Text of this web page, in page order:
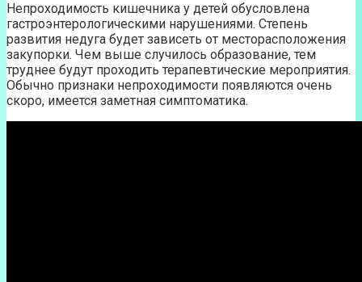
Непроходимость кишечника у детей обусловлена
гастроэнтерологическими нарушениями. Степень
развития недуга будет зависеть от месторасположения
закупорки. Чем выше случилось образование, тем
труднее будут проходить терапевтические мероприятия.
Обычно признаки непроходимости появляются очень
скоро, имеется заметная симптоматика.